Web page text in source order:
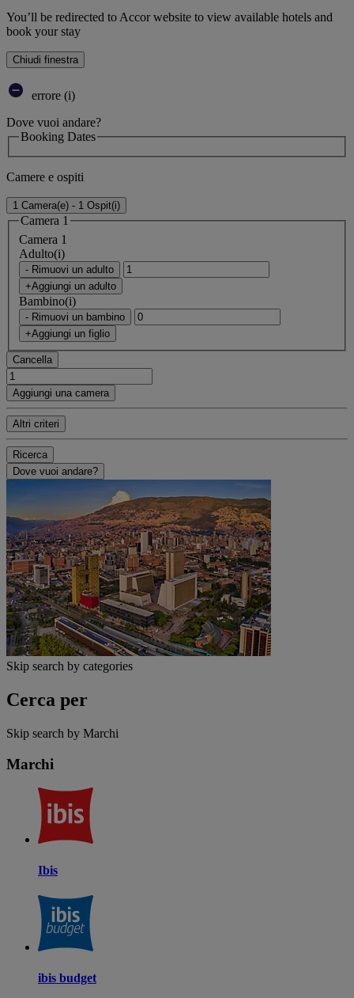
You’ll be redirected to Accor website to view available hotels and
book your stay
Chiudi finestra
errore (i)
Dove vuoi andare?
Booking Dates
Camere e ospiti
1 Camera(e) - 1 Ospit(i)
Camera 1
Camera 1
Adulto(i)
- Rimuovi un adulto
+Aggiungi un adulto
Bambino(i)
- Rimuovi un bambino
+Aggiungi un figlio
Cancella
Aggiungi una camera
Altri criteri
Ricerca
Dove vuoi andare?
Skip search by categories
Cerca per
Skip search by Marchi
Marchi
Ibis
ibis budget